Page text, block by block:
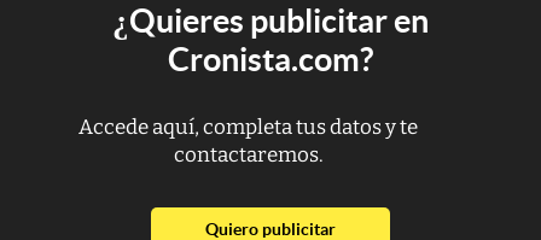
¿Quieres publicitar en
Cronista.com?
Accede aquí, completa tus datos y te
contactaremos.
Quiero publicitarabre en nueva pestaña